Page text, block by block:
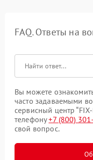
FAQ. Ответы на
Вы можете
часто задаваемыми
сервисный центр
телефону+7 (800)
свой вопрос.